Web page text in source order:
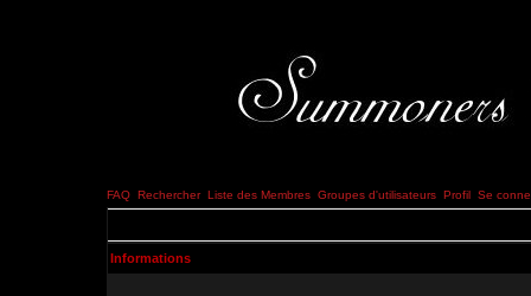
FAQ Rechercher Liste des Membres Groupes d'utilisateurs Profil Se
Informations